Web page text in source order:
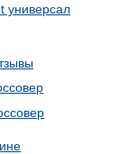
универсал